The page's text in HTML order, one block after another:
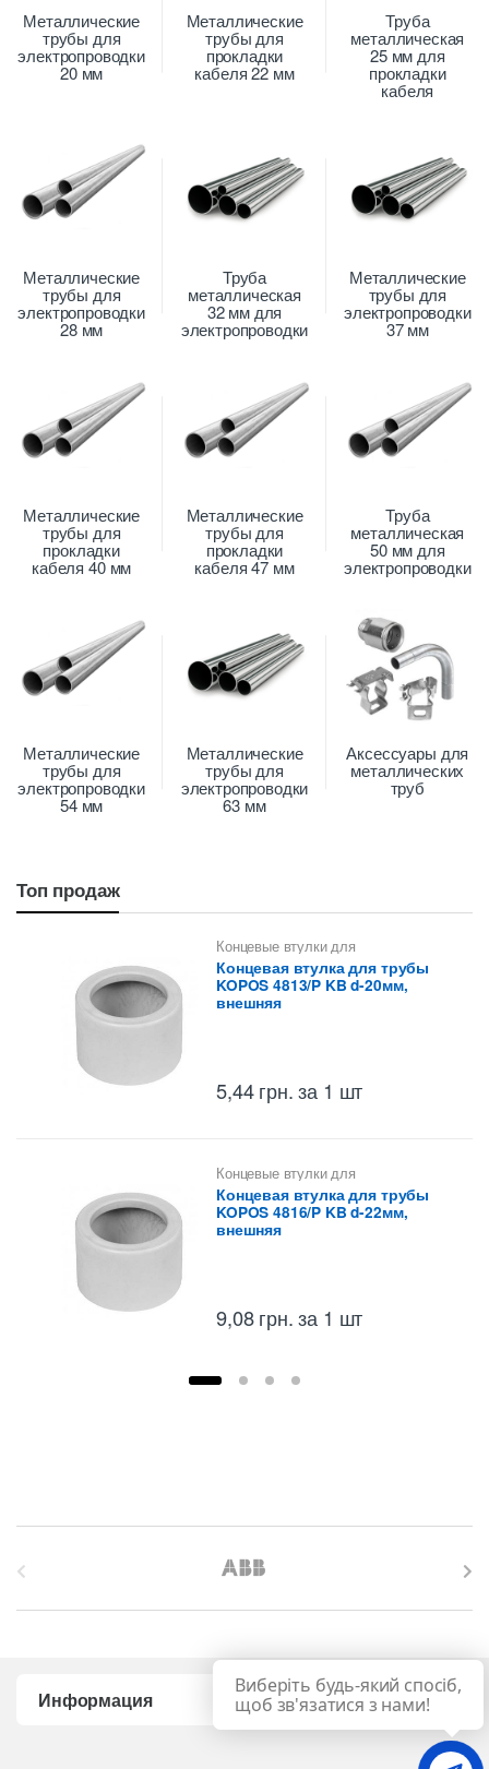
Металлические
трубы для
электропроводки
20 мм
Металлические
трубы для
прокладки
кабеля 22 мм
Труба
металлическая
25 мм для
прокладки
кабеля
Металлические
трубы для
электропроводки
28 мм
Труба
металлическая
32 мм для
электропроводки
Металлические
трубы для
электропроводки
37 мм
Металлические
трубы для
прокладки
кабеля 40 мм
Металлические
трубы для
прокладки
кабеля 47 мм
Труба
металлическая
50 мм для
электропроводки
Металлические
трубы для
электропроводки
54 мм
Металлические
трубы для
электропроводки
63 мм
Аксессуары для
металлических
труб
Топ продаж
Концевые втулки для
металлических труб КОПОС
Концевая втулка для трубы
KOPOS 4813/P KB d-20мм,
внешняя
5,44грн. за 1 шт
Концевые втулки для
металлических труб КОПОС
Концевая втулка для трубы
KOPOS 4816/P KB d-22мм,
внешняя
9,08грн. за 1 шт
Информация
Виберіть будь-який спосіб,
щоб зв'язатися з нами!